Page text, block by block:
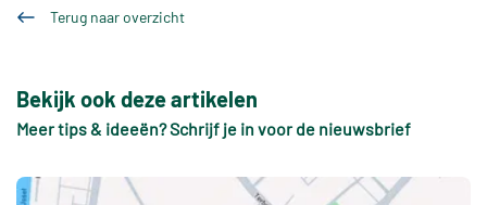
Terug naar overzicht
Bekijk ook deze artikelen
Meer tips & ideeën? Schrijf je in voor de nieuwsbrief